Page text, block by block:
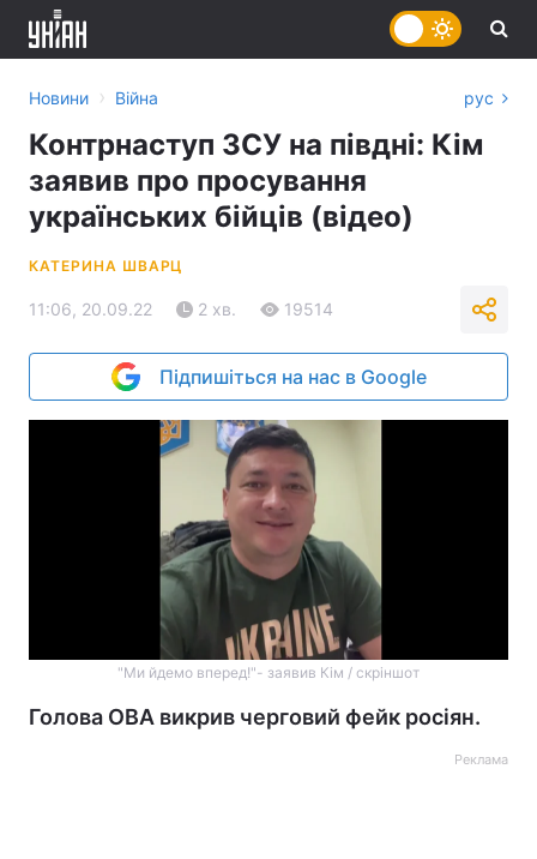
Новини › Війна рус
Контрнаступ ЗСУ на півдні: Кім
заявив про просування
українських бійців (відео)
КАТЕРИНА ШВАРЦ
11:06, 20.09.22 2 хв. 19514
Підпишіться на нас в Google
"Ми йдемо вперед!"- заявив Кім / скріншот
Голова ОВА викрив черговий фейк росіян.
Реклама